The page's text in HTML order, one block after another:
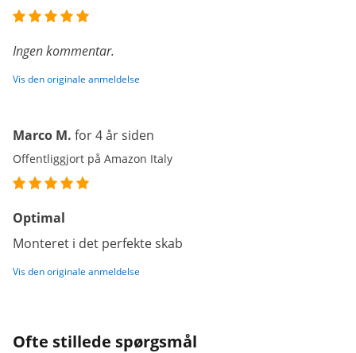
Ingen kommentar.
Vis den originale anmeldelse
Marco M. for 4 år siden
Offentliggjort på Amazon Italy
Optimal
Monteret i det perfekte skab
Vis den originale anmeldelse
Ofte stillede spørgsmål